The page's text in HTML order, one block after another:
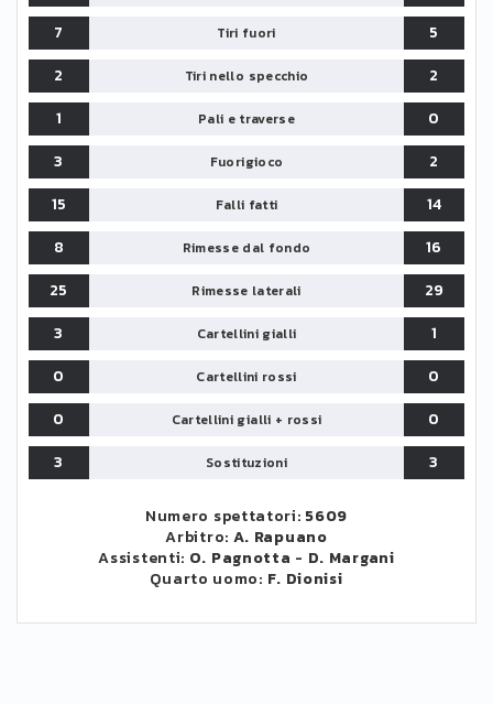
7
Tiri fuori
5
2
Tiri nello specchio
2
1
Pali e traverse
0
3
Fuorigioco
2
15
Falli fatti
14
8
Rimesse dal fondo
16
25
Rimesse laterali
29
3
Cartellini gialli
1
0
Cartellini rossi
0
0
Cartellini gialli + rossi
0
3
Sostituzioni 3
Numero spettatori: 5609
Arbitro: A. Rapuano
Assistenti: O. Pagnotta - D. Margani
Quarto uomo: F. Dionisi